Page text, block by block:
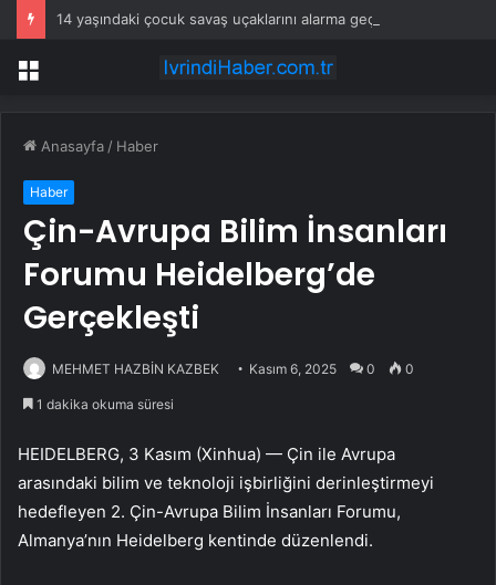
14 yaşındaki çocuk savaş uçaklarını alarma geçirdi
Menü
Anasayfa / Haber
Haber
Çin-Avrupa Bilim İnsanları
Forumu Heidelberg’de
Gerçekleşti
MEHMET HAZBİN KAZBEK Kasım 6, 2025 0 0
1 dakika okuma süresi
HEIDELBERG, 3 Kasım (Xinhua) — Çin ile Avrupa
arasındaki bilim ve teknoloji işbirliğini derinleştirmeyi
hedefleyen 2. Çin-Avrupa Bilim İnsanları Forumu,
Almanya’nın Heidelberg kentinde düzenlendi.